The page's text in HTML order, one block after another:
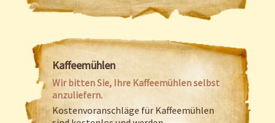
Kaffeemühlen
Wir bitten Sie, Ihre Kaffeemühlen selbst
anzuliefern.
Kostenvoranschläge für Kaffeemühlen